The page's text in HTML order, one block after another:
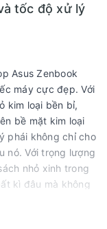
tốc độ xử lý
Asus Zenbook
máy cực đẹp. Với
kim loại bền bỉ,
bề mặt kim loại
phái không chỉ cho
nó. Với trọng lượng
nhỏ xinh trong
kì đâu mà không